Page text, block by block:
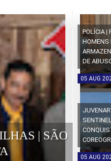
| SÃO
POLÍCIA |
HOMENS
DE
05 AUG
05 AUG